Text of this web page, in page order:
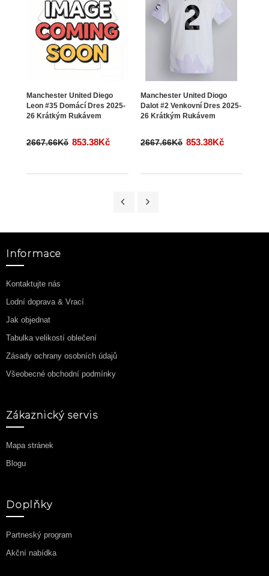
Manchester United Diego
Leon #35 Domácí Dres 2025-
26 Krátkým Rukávem
2667.66Kč 853.38Kč
Manchester United Diogo
Dalot #2 Venkovní Dres 2025-
26 Krátkým Rukávem
2667.66Kč 853.38Kč
Informace
Kontaktujte nás
Lodní doprava & Vrací
Jak objednat
Tabulka velikostí oblečení
Zásady ochrany osobních údajů
Všeobecné obchodní podmínky
Zákaznický servis
Mapa stránek
Blogu
Doplňky
Partneský program
Akční nabídka